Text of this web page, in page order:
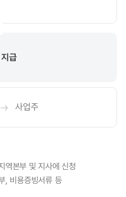
급
사업주
역본부 및 지사에 신청
, 비용증빙서류 등